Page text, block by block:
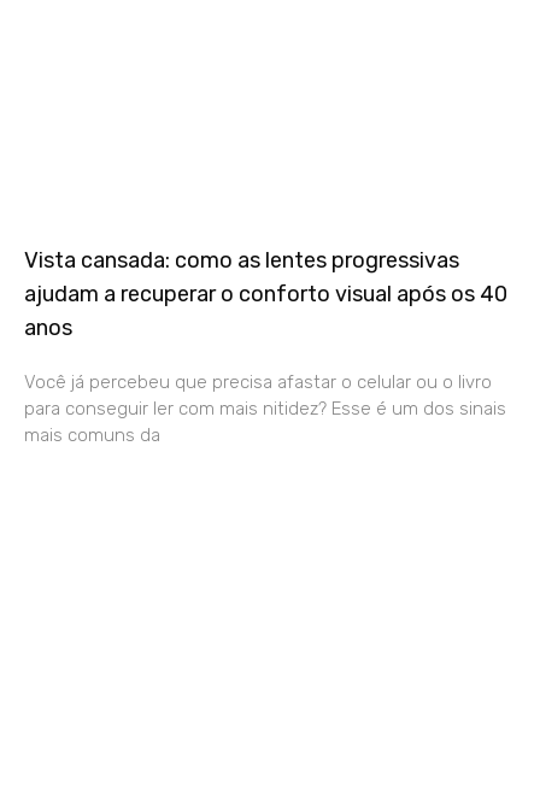
Vista cansada: como as lentes progressivas
ajudam a recuperar o conforto visual após os 40
anos
Você já percebeu que precisa afastar o celular ou o livro
para conseguir ler com mais nitidez? Esse é um dos sinais
mais comuns da